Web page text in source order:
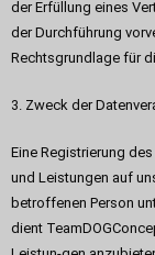
der Erfüllung eines
der Durchführung
Rechtsgrundlage für
3. Zweck der
Eine Registrierung
und Leistungen auf
betroffenen Person
dient